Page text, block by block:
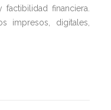
factibilidad financiera.
impresos, digitales,